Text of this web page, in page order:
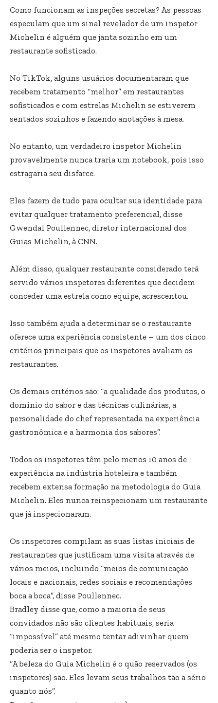
Como funcionam as inspeções secretas? As pessoas
especulam que um sinal revelador de um inspetor
Michelin é alguém que janta sozinho em um
restaurante sofisticado.
No TikTok, alguns usuários documentaram que
recebem tratamento “melhor” em restaurantes
sofisticados e com estrelas Michelin se estiverem
sentados sozinhos e fazendo anotações à mesa.
No entanto, um verdadeiro inspetor Michelin
provavelmente nunca traria um notebook, pois isso
estragaria seu disfarce.
Eles fazem de tudo para ocultar sua identidade para
evitar qualquer tratamento preferencial, disse
Gwendal Poullennec, diretor internacional dos
Guias Michelin, à CNN.
Além disso, qualquer restaurante considerado terá
servido vários inspetores diferentes que decidem
conceder uma estrela como equipe, acrescentou.
Isso também ajuda a determinar se o restaurante
oferece uma experiência consistente – um dos cinco
critérios principais que os inspetores avaliam os
restaurantes.
Os demais critérios são: “a qualidade dos produtos, o
domínio do sabor e das técnicas culinárias, a
personalidade do chef representada na experiência
gastronômica e a harmonia dos sabores”.
Todos os inspetores têm pelo menos 10 anos de
experiência na indústria hoteleira e também
recebem extensa formação na metodologia do Guia
Michelin. Eles nunca reinspecionam um restaurante
que já inspecionaram.
Os inspetores compilam as suas listas iniciais de
restaurantes que justificam uma visita através de
vários meios, incluindo “meios de comunicação
locais e nacionais, redes sociais e recomendações
boca a boca”, disse Poullennec.
Bradley disse que, como a maioria de seus
convidados não são clientes habituais, seria
“impossível” até mesmo tentar adivinhar quem
poderia ser o inspetor.
“A beleza do Guia Michelin é o quão reservados (os
inspetores) são. Eles levam seus trabalhos tão a sério
quanto nós”.